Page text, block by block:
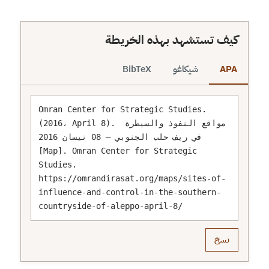
كيف تستشهد بهذه الخريطة
APA شيكاغو BibTeX
Omran Center for Strategic Studies.
(2016، April 8). مواقع النفوذ والسيطرة
في ريف حلب الجنوبي – 08 نيسان 2016
[Map]. Omran Center for Strategic
Studies.
https://omrandirasat.org/maps/sites-of-
influence-and-control-in-the-southern-
countryside-of-aleppo-april-8/
نسخ